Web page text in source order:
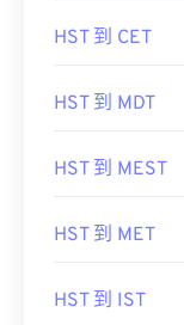
HST 到 CET
HST 到 MDT
HST 到 MEST
HST 到 MET
HST 到 IST